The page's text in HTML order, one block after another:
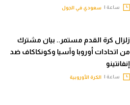
ساعة | سعودي في الجول
زلزال كرة القدم مستمر.. بيان مشترك
من اتحادات أوروبا وآسيا وكونكاكاف ضد
إنفانتينو
ساعة | الكرة الأوروبية